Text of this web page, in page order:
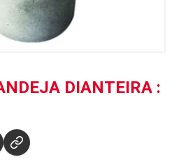
DIANTEIRA :